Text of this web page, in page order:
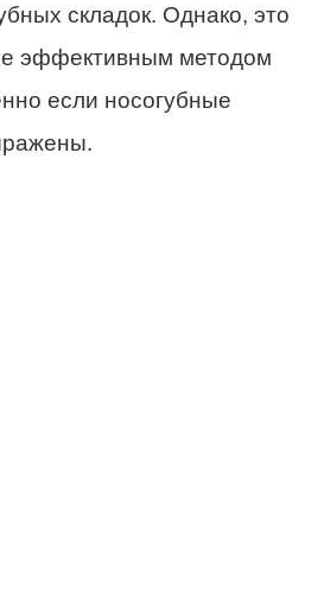
складок. Однако, это
эффективным методом
если носогубные